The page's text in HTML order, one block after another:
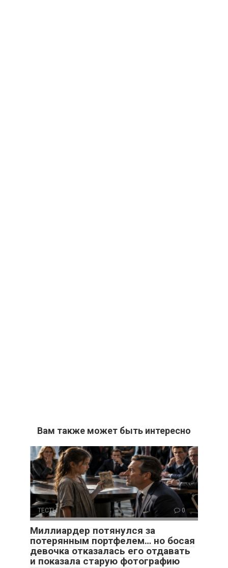
Вам также может быть интересно
ТЕСТЫ 0
Миллиардер потянулся за
потерянным портфелем… но босая
девочка отказалась его отдавать
и показала старую фотографию